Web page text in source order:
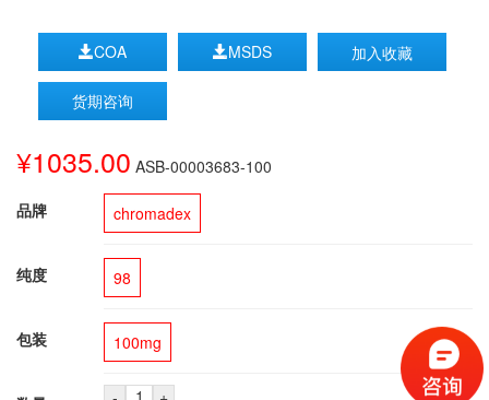
COA MSDS 加入收藏
货期咨询
¥1035.00 ASB-00003683-100
品牌
chromadex
纯度 98
包装 100mg